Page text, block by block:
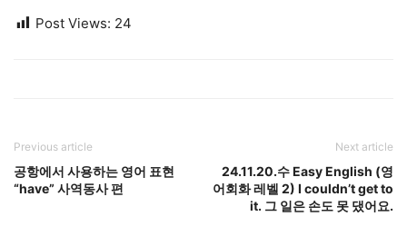
Post Views: 24
Previous article
공항에서 사용하는 영어 표현
“have” 사역동사 편
Next article
24.11.20.수 Easy English (영
어회화 레벨 2) I couldn’t get to
it. 그 일은 손도 못 댔어요.